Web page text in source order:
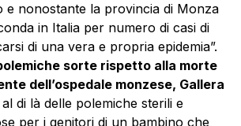
e nonostante la provincia di Monza
in Italia per numero di casi di
di una vera e propria epidemia”.
sorte rispetto alla morte
dell’ospedale monzese, Gallera
di là delle polemiche sterili e
per i genitori di un bambino che